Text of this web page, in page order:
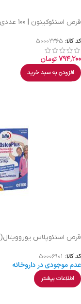
قرص استئوکینون | 100 عددی
کد کالا: 50002365
794,200تومان
افزودن به سبد خرید
قرص استئوپلاس یوروویتال(45عددی)
کد کالا: 50006901
عدم موجودی در داروخانه
اطلاعات بیشتر